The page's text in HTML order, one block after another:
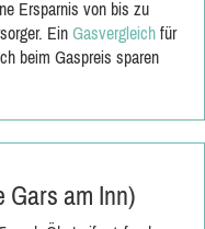
Ersparnis von bis zu
Ein Gasvergleich für
beim Gaspreis sparen
Gars am Inn)